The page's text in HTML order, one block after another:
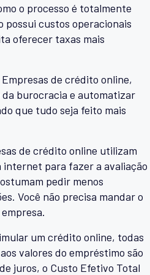
o processo é totalmente
possui custos operacionais
oferecer taxas mais
Empresas de crédito online,
burocracia e automatizar
que tudo seja feito mais
de crédito online utilizam
internet para fazer a avaliação
pedir menos
Você não precisa mandar o
um crédito online, todas
valores do empréstimo são
juros, o Custo Efetivo Total